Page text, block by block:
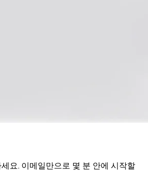
요. 이메일만으로 몇 분 안에 시작할